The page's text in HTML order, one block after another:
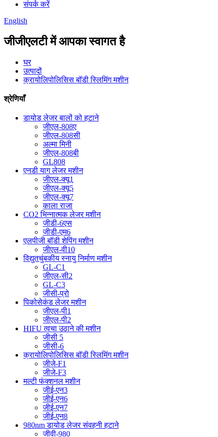
संपर्क करें
English
जीजीएलटी में आपका स्वागत है
घर
उत्पादों
क्रायोलिपोलिसिस बॉडी स्लिमिंग मशीन
श्रेणियाँ
डायोड लेजर बालों को हटाने
जीएल-808ए
जीएल-808सी
अल्मा मिनी
जीएल-808बी
GL808
एनडी याग लेजर मशीन
जीएल-क्यू1
जीएल-क्यू5
जीएल-क्यू7
काला राजा
CO2 भिन्नात्मक लेजर मशीन
जीडी-6एस
जीडी-एम6
एलपीजी बॉडी शेपिंग मशीन
जीएल-वी10
विद्युतचुंबकीय स्नायु निर्माण मशीन
GL-C1
जीएल-सी2
GL-C3
जीसी-प्रो
पिकोसेकंड लेजर मशीन
जीएल-पी1
जीएल-पी2
HIFU त्वचा उठाने की मशीन
जीसी 5
जीसी-6
क्रायोलिपोलिसिस बॉडी स्लिमिंग मशीन
जीजे-F1
जीजे-F3
मल्टी फंक्शनल मशीन
जीई-एन3
जीई-एन6
जीई-एन7
जीई-एन8
980nm डायोड लेजर संवहनी हटाने
जीवी-980